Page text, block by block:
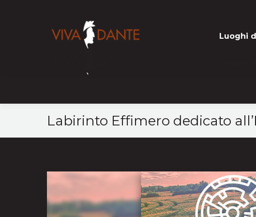
Labirinto Effimero dedicato
Luoghi